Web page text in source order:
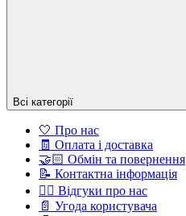
Всі категорії
🤍 Про нас
🧾 Оплата і доставка
🤝🏻 Обмін та повернення
📝 Контактна інформація
👍🏻 Відгуки про нас
📄 Угода користувача